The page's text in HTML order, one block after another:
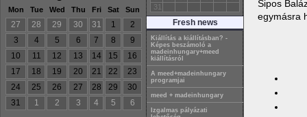
Mon Tue Wed Thu Fri Sat Sun
27 28 29 30 31 1
2
3
4 5 6 7 8
9
10
11 12 13 14 15
16
17
18 19 20 21 22
23
24
25 26 27 28 29
30
31
1 2 3 4 5 6
31
Fresh news
Kiállítás a kiállításban? -
Képes beszámoló a
madeinhungary+meed
kiállításról
A meed+madeinhungary
programjai
meed + madeinhungary
Izgalmas pályázati
Sipos
egymásra